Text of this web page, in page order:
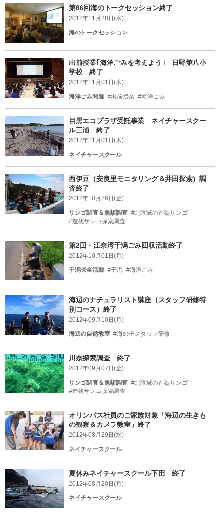
第66回海のトークセッション終了
2012年11月28日(水)
海のトークセッション
出前授業｢海洋ごみを考えよう｣ 日野第八小
学校 終了
2012年11月01日(木)
海洋ごみ問題 #出前授業 #海洋ごみ
目黒エコプラザ受託事業 ネイチャースクー
ル三浦 終了
2012年11月01日(木)
ネイチャースクール
西伊豆（安良里モニタリング＆井田探索）調
査終了
2012年10月26日(金)
サンゴ調査＆魚類調査 #北限域の造礁サンゴ
#造礁サンゴ探索調査
第2回・江奈湾干潟ごみ回収活動終了
2012年10月01日(月)
干潟保全活動 #干潟 #海洋ごみ
海辺のナチュラリスト講座（スタッフ研修特
別コース）終了
2012年09月10日(月)
海辺の自然教室 #海の子スタッフ研修
川奈探索調査 終了
2012年09月07日(金)
サンゴ調査＆魚類調査 #北限域の造礁サンゴ
#造礁サンゴ探索調査
オリンパス社員のご家族対象「海辺の生きも
の観察＆カメラ教室」終了
2012年08月29日(水)
ネイチャースクール
夏休みネイチャースクール下田 終了
2012年08月20日(月)
ネイチャースクール